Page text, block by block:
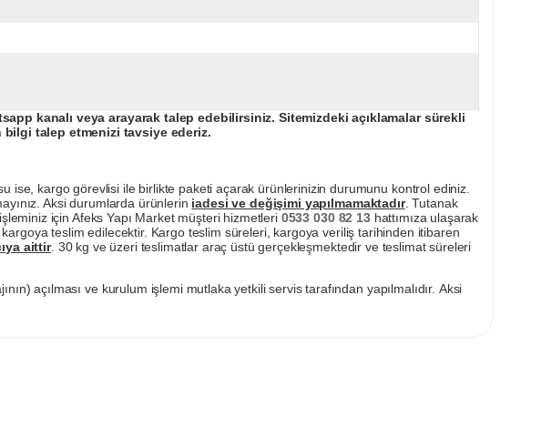
kanalı veya arayarak talep edebilirsiniz. Sitemizdeki açıklamalar sürekli
bilgi talep etmenizi tavsiye ederiz.
kargo görevlisi ile birlikte paketi açarak ürünlerinizin durumunu kontrol ediniz.
Aksi durumlarda ürünlerin iadesi ve değişimi yapılmamaktadır. Tutanak
için Afeks Yapı Market müşteri hizmetleri 0533 030 82 13hattımıza ulaşarak
teslim edilecektir. Kargo teslim süreleri, kargoya veriliş tarihinden itibaren
aittir. 30 kg ve üzeri teslimatlar araç üstü gerçekleşmektedir ve teslimat süreleri
açılması ve kurulum işlemi mutlaka yetkili servis tarafından yapılmalıdır. Aksi